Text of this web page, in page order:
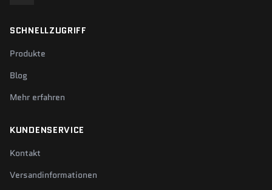
SCHNELLZUGRIFF
Produkte
Blog
Mehr erfahren
KUNDENSERVICE
Kontakt
Versandinformationen